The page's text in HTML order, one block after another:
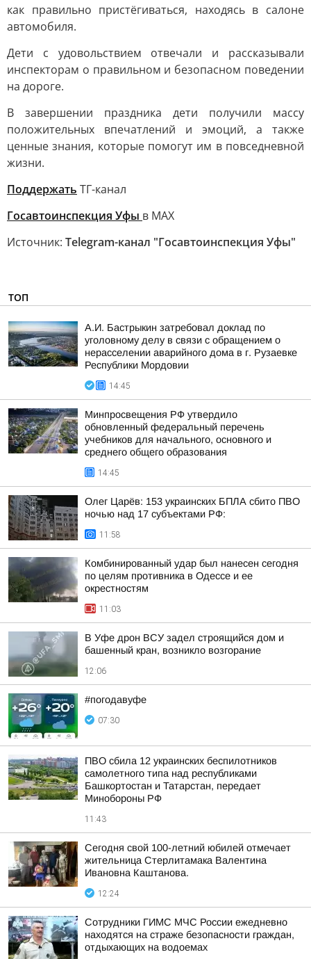
как правильно пристёгиваться, находясь в салоне
автомобиля.
Дети с удовольствием отвечали и рассказывали
инспекторам о правильном и безопасном поведении
на дороге.
В завершении праздника дети получили массу
положительных впечатлений и эмоций, а также
ценные знания, которые помогут им в повседневной
жизни.
Поддержать ТГ-канал
Госавтоинспекция Уфы в MAX
Источник: Telegram-канал "Госавтоинспекция Уфы"
ТОП
А.И. Бастрыкин затребовал доклад по
уголовному делу в связи с обращением о
нерасселении аварийного дома в г. Рузаевке
Республики Мордовии
14:45
Минпросвещения РФ утвердило
обновленный федеральный перечень
учебников для начального, основного и
среднего общего образования
14:45
Олег Царёв: 153 украинских БПЛА сбито ПВО
ночью над 17 субъектами РФ:
11:58
Комбинированный удар был нанесен сегодня
по целям противника в Одессе и ее
окрестностям
11:03
В Уфе дрон ВСУ задел строящийся дом и
башенный кран, возникло возгорание
12:06
#погодавуфе
07:30
ПВО сбила 12 украинских беспилотников
самолетного типа над республиками
Башкортостан и Татарстан, передает
Минобороны РФ
11:43
Сегодня свой 100-летний юбилей отмечает
жительница Стерлитамака Валентина
Ивановна Каштанова.
12:24
Сотрудники ГИМС МЧС России ежедневно
находятся на страже безопасности граждан,
отдыхающих на водоемах